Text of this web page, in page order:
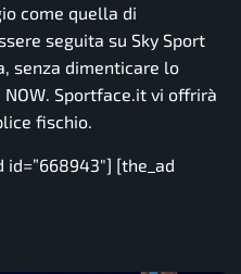
come quella di
seguita su Sky Sport
senza dimenticare lo
Sportface.it vi offrirà
fischio.
id=”668943″] [the_ad